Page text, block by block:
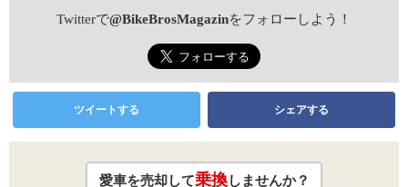
Twitterで@BikeBrosMagazinをフォローしよう！
ツイートする シェアする
愛車を売却して乗換しませんか？